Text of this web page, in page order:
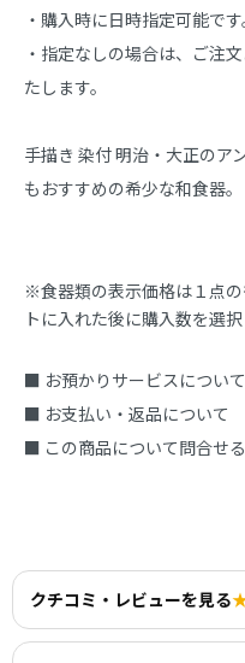
・購入時に日時指定可能です
・指定なしの場合は、ご注
たします。
手描き 染付 明治・大正のア
もおすすめの希少な和食器。
※食器類の表示価格は１点
トに入れた後に購入数を選択
■ お預かりサービスについて
■ お支払い・返品について
■ この商品について問合せる
クチコミ・レビューを見る